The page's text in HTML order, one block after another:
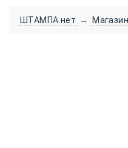
ШТАМПА.нет → Магазин